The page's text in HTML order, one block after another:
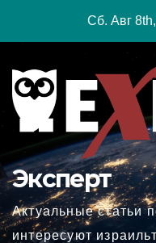
Сб. Авг
Эксперт
Актуальные статьи
интересуют